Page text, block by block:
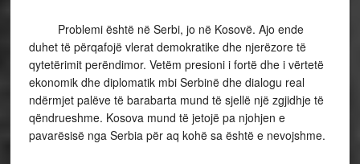
Problemi është në Serbi, jo në Kosovë. Ajo ende
duhet të përqafojë vlerat demokratike dhe njerëzore të
qytetërimit perëndimor. Vetëm presioni i fortë dhe i vërtetë
ekonomik dhe diplomatik mbi Serbinë dhe dialogu real
ndërmjet palëve të barabarta mund të sjellë një zgjidhje të
qëndrueshme. Kosova mund të jetojë pa njohjen e
pavarësisë nga Serbia për aq kohë sa është e nevojshme.